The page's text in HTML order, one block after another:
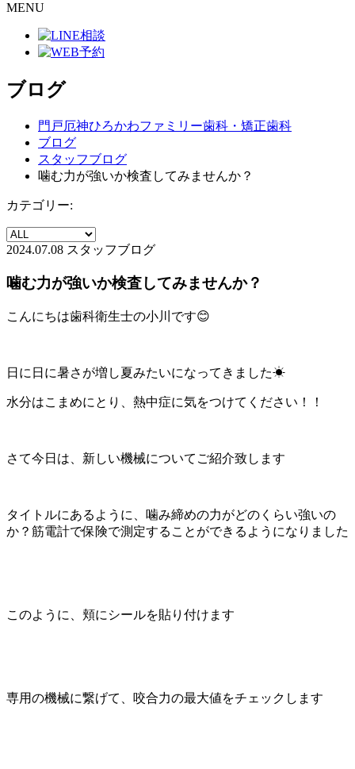
MENU
ブログ
門戸厄神ひろかわファミリー歯科・矯正歯科
ブログ
スタッフブログ
噛む力が強いか検査してみませんか？
カテゴリー:
2024.07.08 スタッフブログ
噛む力が強いか検査してみませんか？
こんにちは歯科衛生士の小川です😊
日に日に暑さが増し夏みたいになってきました☀
水分はこまめにとり、熱中症に気をつけてください！！
さて今日は、新しい機械についてご紹介致します
タイトルにあるように、噛み締めの力がどのくらい強いの
か？筋電計で保険で測定することができるようになりました
このように、頬にシールを貼り付けます
専用の機械に繋げて、咬合力の最大値をチェックします